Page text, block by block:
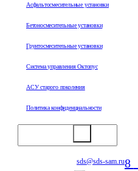
Асфальтосмесительные установки
Бетоносмесительные установки
Грунтосмесительные установки
Система управления Октопус
АСУ старого поколения
Политика конфиденциальности
sds@sds-sam.ru8